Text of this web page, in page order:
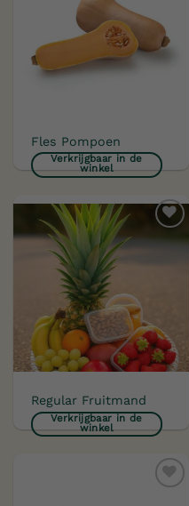
verlanglijst
Fles Pompoen
Verkrijgbaar in de
winkel
Toevoegen
Regular Fruitmand
Verkrijgbaar in de
winkel